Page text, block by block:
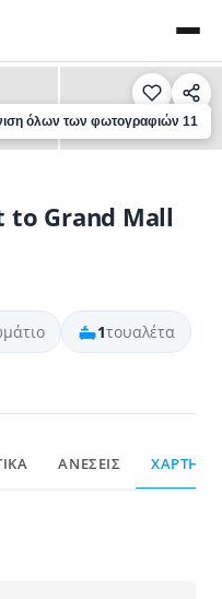
›
όλων των φωτογραφιών 11
to Grand Mall
1τουαλέτα
ΑΝΕΣΕΙΣ ΧΑΡΤΗΣ